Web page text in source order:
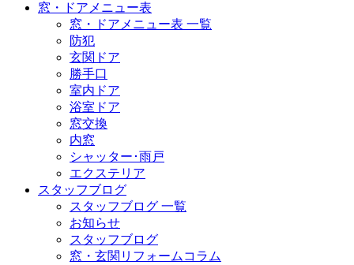
窓・ドアメニュー表
窓・ドアメニュー表 一覧
防犯
玄関ドア
勝手口
室内ドア
浴室ドア
窓交換
内窓
シャッター･雨戸
エクステリア
スタッフブログ
スタッフブログ 一覧
お知らせ
スタッフブログ
窓・玄関リフォームコラム